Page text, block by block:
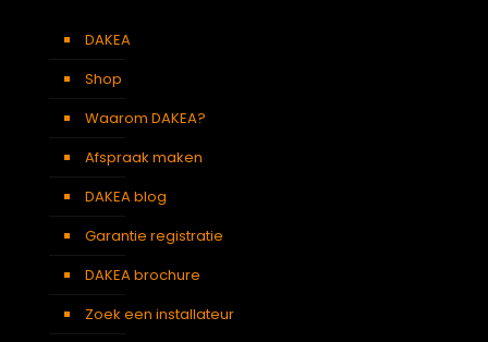
DAKEA
Shop
Waarom DAKEA?
Afspraak maken
DAKEA blog
Garantie registratie
DAKEA brochure
Zoek een installateur